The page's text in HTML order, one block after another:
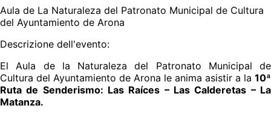
Aula de La Naturaleza del Patronato Municipal de Cultura
del Ayuntamiento de Arona
Descrizione dell'evento:
El Aula de la Naturaleza del Patronato Municipal de
Cultura del Ayuntamiento de Arona le anima asistir a la 10ª
Ruta de Senderismo: Las Raíces – Las Calderetas – La
Matanza.